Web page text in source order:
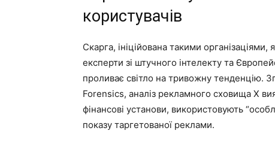
користувачів
Скарга, ініційована такими
експерти зі штучного інтелекту та
проливає світло на тривожну тенденцію.
Forensics, аналіз рекламного сховища X
фінансові установи, використовують
показу таргетованої реклами.